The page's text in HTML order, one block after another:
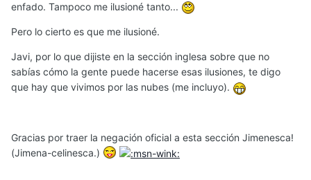
enfado. Tampoco me ilusioné tanto...
Pero lo cierto es que me ilusioné.
Javi, por lo que dijiste en la sección inglesa sobre que no
sabías cómo la gente puede hacerse esas ilusiones, te digo
que hay que vivimos por las nubes (me incluyo).
Gracias por traer la negación oficial a esta sección Jimenesca!
(Jimena-celinesca.)